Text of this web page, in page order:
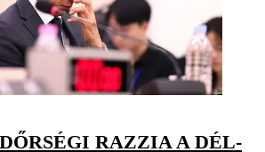
RAZZIA A DÉL-